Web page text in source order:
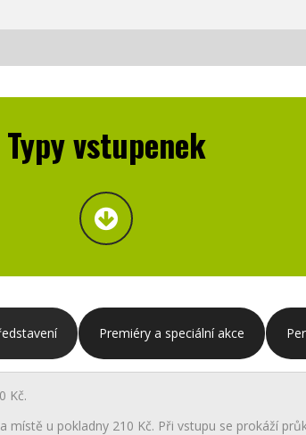
Typy vstupenek
Premiéry a speciální akce
Kč.
místě u pokladny 210 Kč. Při vstupu se prokáží